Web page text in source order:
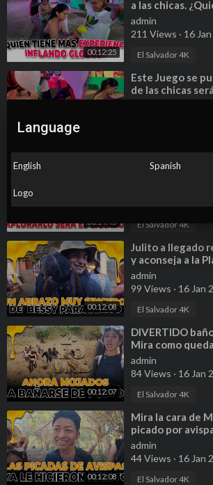
00:12:25
a las chicas.
experiencia?
admin
211 Views · 16
El Salvador 4K
⁣Este Juego se
de las chicas
00:14:45
⁣Divertido Reto -
GLOBO
El Salvador 4K
00:12:08
⁣Julito a llegado
y aconseja a la
enamorando de
admin
99 Views · 16 Jan
El Salvador 4K
00:12:07
⁣DIVERTIDO
Mira como
este reto.
admin
84 Views · 16 Jan
El Salvador 4K
00:12:08
⁣Mira la cara de
picado por
hacer el famoso
admin
44 Views · 16 Jan
El Salvador 4K
Language
English Spanish
Logo